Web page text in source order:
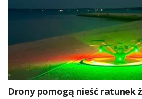
Drony pomogą nieść ratunek